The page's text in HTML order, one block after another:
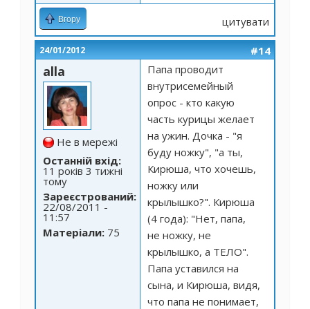
Вгору цитувати
24/01/2012 #14
alla
Не в мережі
Останній вхід:
11 років 3 тижні
тому
Зареєстрований:
22/08/2011 -
11:57
Матеріали: 75
Папа проводит
внутрисемейный
опрос - кто какую
часть курицы желает
на ужин. Дочка - "я
буду ножку", "а ты,
Кирюша, что хочешь,
ножку или
крылышко?". Кирюша
(4 года): "Нет, папа,
не ножку, не
крылышко, а ТЕЛО".
Папа уставился на
сына, и Кирюша, видя,
что папа не понимает,